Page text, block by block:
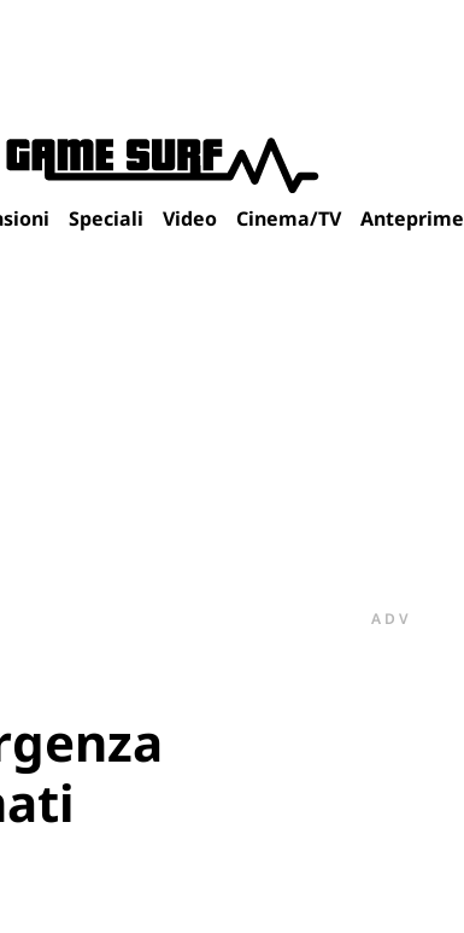
Speciali Video Cinema/TV Anteprime
ADV